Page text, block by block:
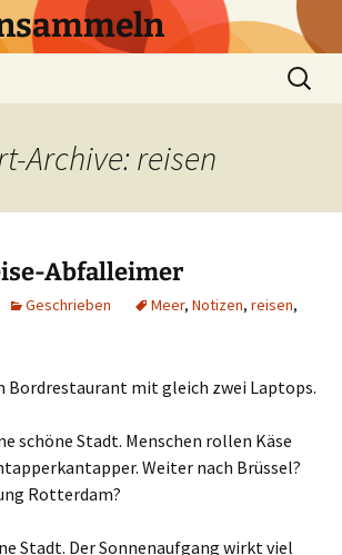
Suchen
nach:
Archive: reisen
Abfalleimer
Geschrieben Meer, Notizen, reisen,
Bordrestaurant mit gleich zwei Laptops.
schöne Stadt. Menschen rollen Käse
Weiter nach Brüssel?
Rotterdam?
Stadt. Der Sonnenaufgang wirkt viel